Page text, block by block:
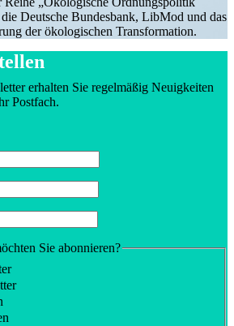
Deutsche Bundesbank, LibMod und das
der ökolo­gi­schen Transformation.
erhalten Sie regel­mäßig Neuig­keiten
Postfach.
Sie abonnieren?